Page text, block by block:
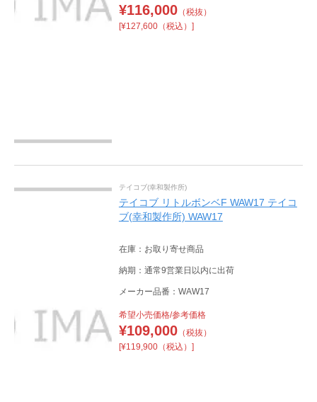
¥116,000（税抜）
[¥127,600（税込）]
テイコブ(幸和製作所)
テイコブ リトルボンベF WAW17 テイコ
ブ(幸和製作所) WAW17
在庫：お取り寄せ商品
納期：通常9営業日以内に出荷
メーカー品番：WAW17
希望小売価格/参考価格
¥109,000（税抜）
[¥119,900（税込）]